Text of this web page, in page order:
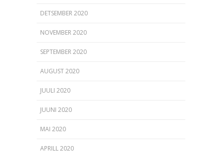
DETSEMBER 2020
NOVEMBER 2020
SEPTEMBER 2020
AUGUST 2020
JUULI 2020
JUUNI 2020
MAI 2020
APRILL 2020